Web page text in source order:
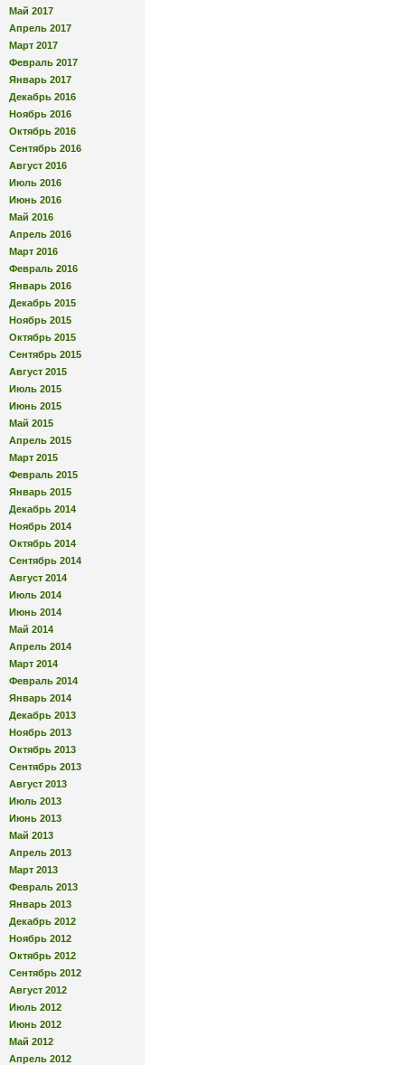
Май 2017
Апрель 2017
Март 2017
Февраль 2017
Январь 2017
Декабрь 2016
Ноябрь 2016
Октябрь 2016
Сентябрь 2016
Август 2016
Июль 2016
Июнь 2016
Май 2016
Апрель 2016
Март 2016
Февраль 2016
Январь 2016
Декабрь 2015
Ноябрь 2015
Октябрь 2015
Сентябрь 2015
Август 2015
Июль 2015
Июнь 2015
Май 2015
Апрель 2015
Март 2015
Февраль 2015
Январь 2015
Декабрь 2014
Ноябрь 2014
Октябрь 2014
Сентябрь 2014
Август 2014
Июль 2014
Июнь 2014
Май 2014
Апрель 2014
Март 2014
Февраль 2014
Январь 2014
Декабрь 2013
Ноябрь 2013
Октябрь 2013
Сентябрь 2013
Август 2013
Июль 2013
Июнь 2013
Май 2013
Апрель 2013
Март 2013
Февраль 2013
Январь 2013
Декабрь 2012
Ноябрь 2012
Октябрь 2012
Сентябрь 2012
Август 2012
Июль 2012
Июнь 2012
Май 2012
Апрель 2012